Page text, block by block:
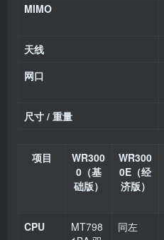
MIMO
天线
网口
尺寸 / 重量
项目
WR300
0（基
础版）
WR300
0E（经
济版）
CPU
MT798
同左